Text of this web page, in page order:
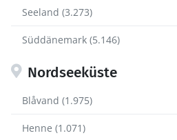
Seeland (3.273)
Süddänemark (5.146)
Nordseeküste
Blåvand (1.975)
Henne (1.071)